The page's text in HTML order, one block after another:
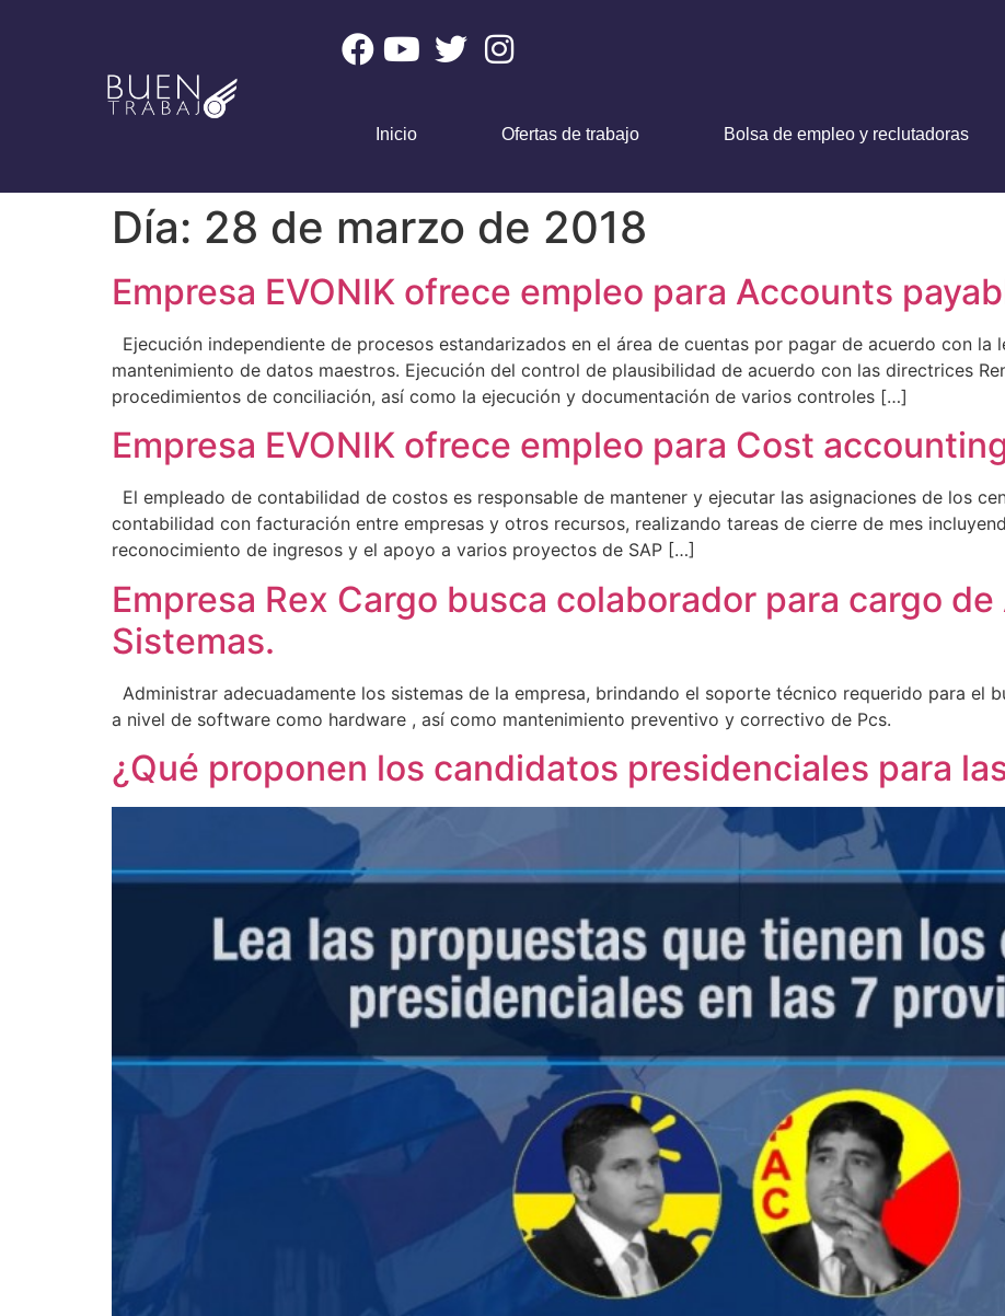
Inicio Ofertas de trabajo Bolsa de empleo y reclutadoras
Día: 28 de marzo de 2018
Empresa EVONIK ofrece empleo para Accounts
Ejecución independiente de procesos estandarizados en el área de cuentas por pagar de acuerdo con la
mantenimiento de datos maestros. Ejecución del control de plausibilidad de acuerdo con las directrices
procedimientos de conciliación, así como la ejecución y documentación de varios controles […]
Empresa EVONIK ofrece empleo para Cost
El empleado de contabilidad de costos es responsable de mantener y ejecutar las asignaciones de los
contabilidad con facturación entre empresas y otros recursos, realizando tareas de cierre de mes
reconocimiento de ingresos y el apoyo a varios proyectos de SAP […]
Empresa Rex Cargo busca colaborador para cargo
Sistemas.
Administrar adecuadamente los sistemas de la empresa, brindando el soporte técnico requerido para el
a nivel de software como hardware , así como mantenimiento preventivo y correctivo de Pcs.
¿Qué proponen los candidatos presidenciales para